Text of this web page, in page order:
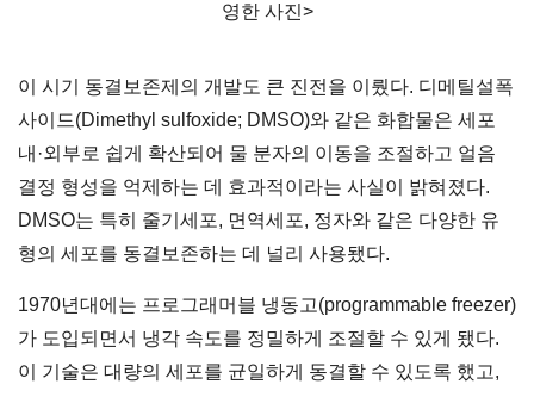
영한 사진>
이 시기 동결보존제의 개발도 큰 진전을 이뤘다. 디메틸설폭
사이드(Dimethyl sulfoxide; DMSO)와 같은 화합물은 세포
내·외부로 쉽게 확산되어 물 분자의 이동을 조절하고 얼음
결정 형성을 억제하는 데 효과적이라는 사실이 밝혀졌다.
DMSO는 특히 줄기세포, 면역세포, 정자와 같은 다양한 유
형의 세포를 동결보존하는 데 널리 사용됐다.
1970년대에는 프로그래머블 냉동고(programmable freezer)
가 도입되면서 냉각 속도를 정밀하게 조절할 수 있게 됐다.
이 기술은 대량의 세포를 균일하게 동결할 수 있도록 했고,